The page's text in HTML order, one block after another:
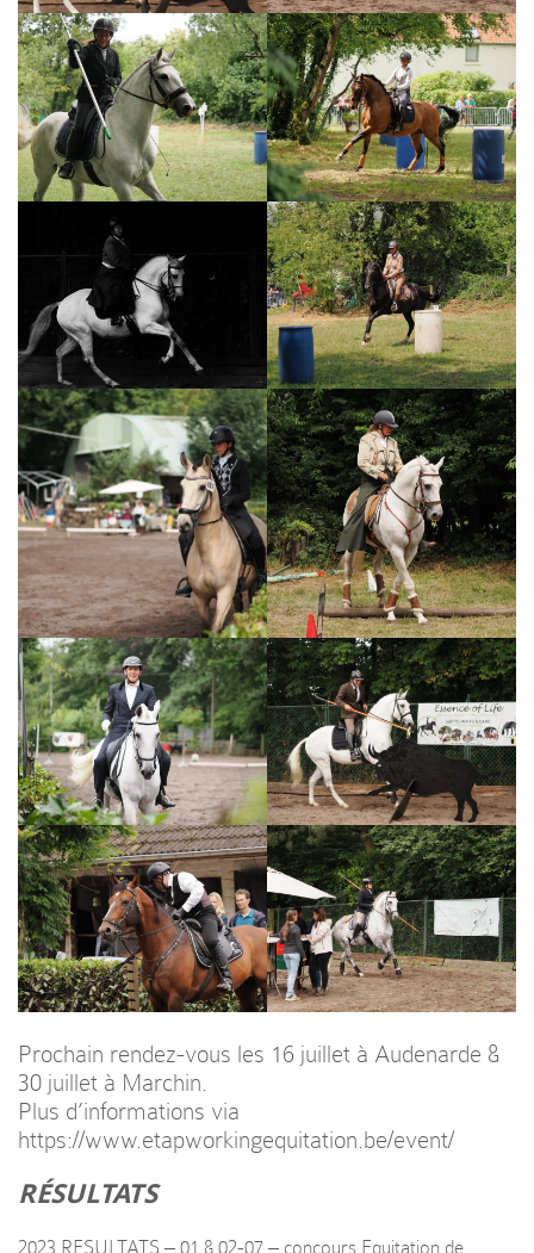
Prochain rendez-vous les 16 juillet à Audenarde &
30 juillet à Marchin.
Plus d’informations via
https://www.etapworkingequitation.be/event/
RÉSULTATS
2023 RESULTATS – 01 & 02-07 – concours Equitation de